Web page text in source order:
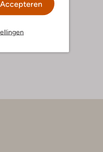
Accepteren
Katoen